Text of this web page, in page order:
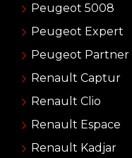
Peugeot 5008
Peugeot Expert
Peugeot Partner
Renault Captur
Renault Clio
Renault Espace
Renault Kadjar